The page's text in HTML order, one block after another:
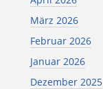
März 2026
Februar 2026
Januar 2026
Dezember 2025